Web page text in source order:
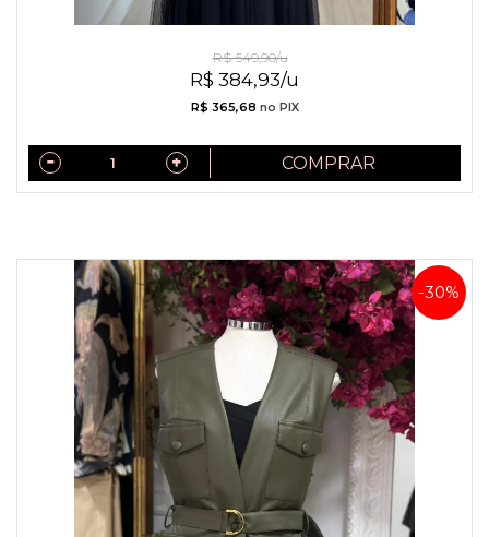
R$ 384,93/u
R$ 549,90/u
R$ 365,68 no PIX
COMPRAR
-30%